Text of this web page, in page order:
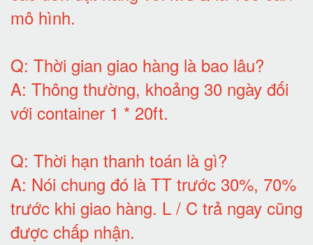
mô hình.
Q: Thời gian giao hàng là bao lâu?
A: Thông thường, khoảng 30 ngày đối
với container 1 * 20ft.
Q: Thời hạn thanh toán là gì?
A: Nói chung đó là TT trước 30%, 70%
trước khi giao hàng. L / C trả ngay cũng
được chấp nhận.